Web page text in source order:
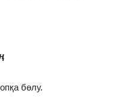
бөлу.